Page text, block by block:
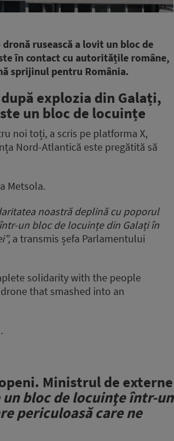
rusească a lovit un bloc de
în contact cu autoritățile române,
sprijinul pentru România.
explozia din Galați,
un bloc de locuințe
noi toți, a scris pe platforma X,
Nord-Atlantică este pregătită să
Metsola.
noastră deplină cu poporul
un bloc de locuințe din Galați în
a transmis șefa Parlamentului
solidarity with the people
that smashed into an
Ministrul de externe
bloc de locuinţe într-un
periculoasă care ne